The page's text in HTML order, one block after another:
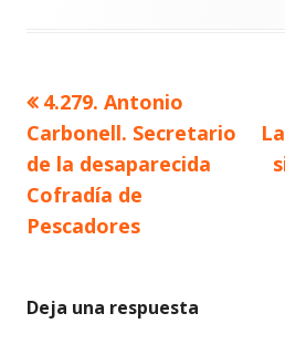
Navegación
de
entradas
Artículo
anterior
4.279. Antonio
Carbonell. Secretario
de la desaparecida
Cofradía de
Pescadores
Deja una respuesta